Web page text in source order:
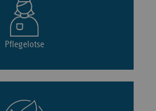
Pflegelotse